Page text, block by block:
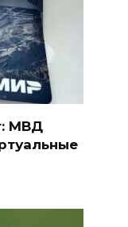
МВД